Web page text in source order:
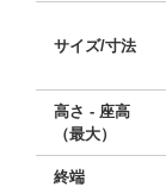
サイズ/寸法
高さ - 座高
（最大）
終端